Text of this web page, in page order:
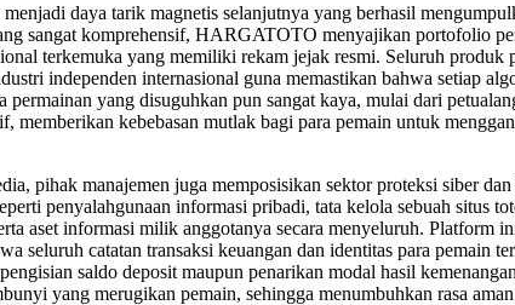
daya tarik magnetis selanjutnya yang berhasil
sangat komprehensif, HARGATOTO menyajikan portofolio
terkemuka yang memiliki rekam jejak resmi. Seluruh
independen internasional guna memastikan bahwa setiap
yang disuguhkan pun sangat kaya, mulai dari
kebebasan mutlak bagi para pemain untuk
pihak manajemen juga memposisikan sektor proteksi siber
penyalahgunaan informasi pribadi, tata kelola sebuah situs
aset informasi milik anggotanya secara menyeluruh. Platform
seluruh catatan transaksi keuangan dan identitas para pemain
saldo deposit maupun penarikan modal hasil
yang merugikan pemain, sehingga menumbuhkan rasa